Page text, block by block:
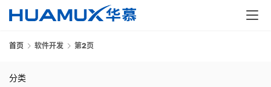
首页 软件开发 第2页
分类